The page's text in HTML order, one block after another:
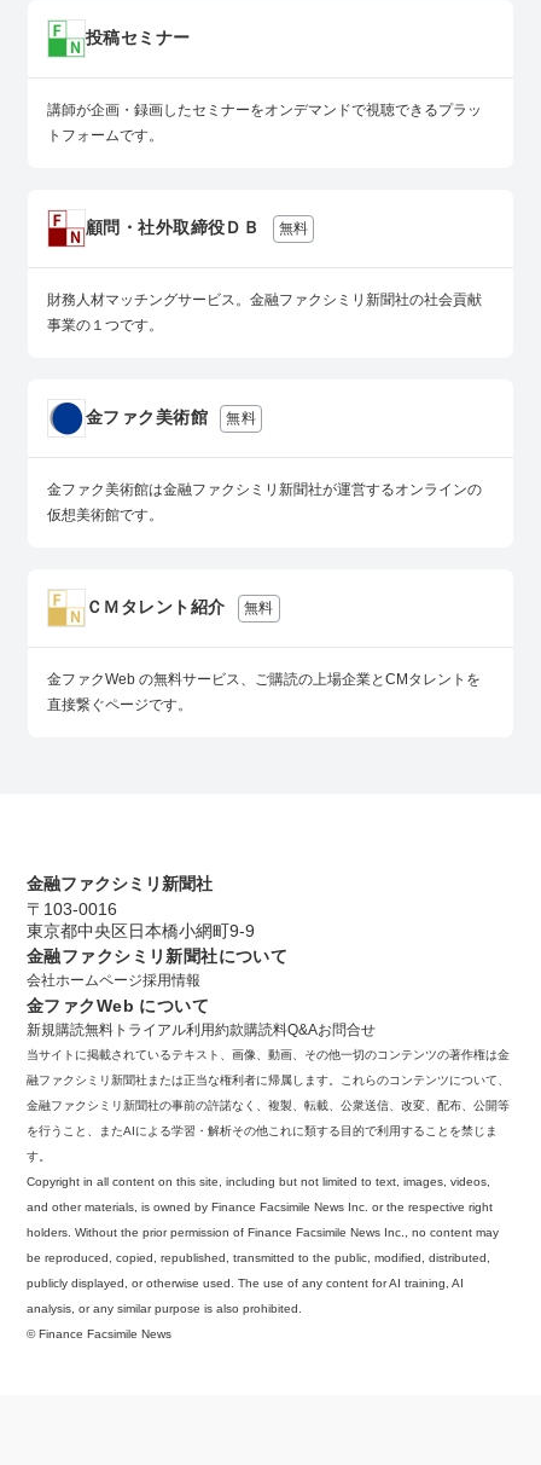
投稿セミナー
講師が企画・録画したセミナーをオンデマンドで視聴できるプラッ
トフォームです。
顧問・社外取締役ＤＢ 無料
財務人材マッチングサービス。金融ファクシミリ新聞社の社会貢献
事業の１つです。
金ファク美術館 無料
金ファク美術館は金融ファクシミリ新聞社が運営するオンラインの
仮想美術館です。
ＣＭタレント紹介 無料
金ファクWeb の無料サービス、ご購読の上場企業とCMタレントを
直接繋ぐページです。
金融ファクシミリ新聞社
〒103-0016
東京都中央区日本橋小網町9-9
金融ファクシミリ新聞社について
会社ホームページ採用情報
金ファクWeb について
新規購読無料トライアル利用約款購読料Q&Aお問合せ
当サイトに掲載されているテキスト、画像、動画、その他一切のコンテンツの著作権は金
融ファクシミリ新聞社または正当な権利者に帰属します。これらのコンテンツについて、
金融ファクシミリ新聞社の事前の許諾なく、複製、転載、公衆送信、改変、配布、公開等
を行うこと、またAIによる学習・解析その他これに類する目的で利用することを禁じま
す。
Copyright in all content on this site, including but not limited to text, images, videos,
and other materials, is owned by Finance Facsimile News Inc. or the respective right
holders. Without the prior permission of Finance Facsimile News Inc., no content may
be reproduced, copied, republished, transmitted to the public, modified, distributed,
publicly displayed, or otherwise used. The use of any content for AI training, AI
analysis, or any similar purpose is also prohibited.
© Finance Facsimile News